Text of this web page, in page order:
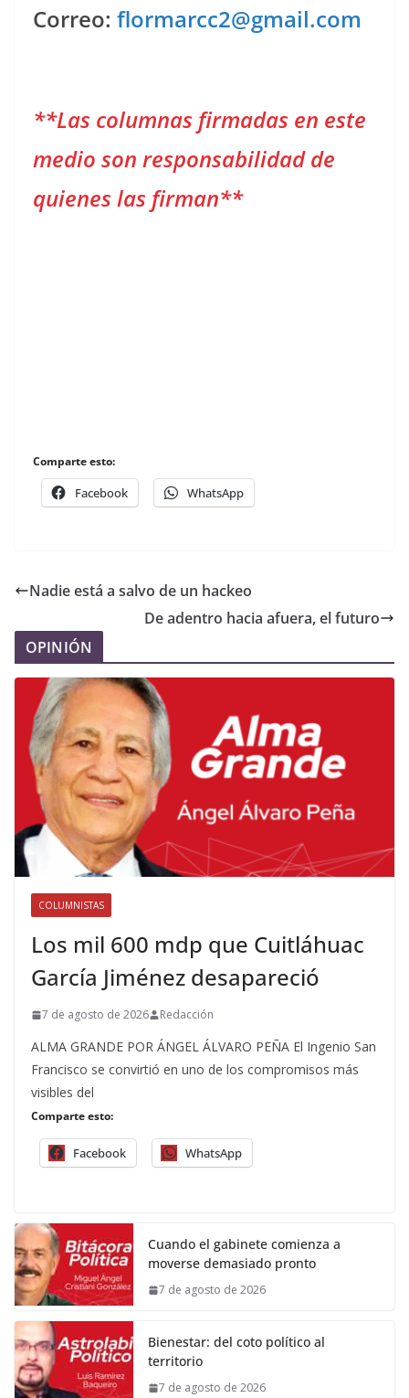
Correo: flormarcc2@gmail.com
**Las columnas firmadas en este
medio son responsabilidad de
quienes las firman**
Comparte esto:
Facebook WhatsApp
Nadie está a salvo de un hackeo
De adentro hacia afuera, el futuro
OPINIÓN
COLUMNISTAS
Los mil 600 mdp que Cuitláhuac
García Jiménez desapareció
7 de agosto de 2026 Redacción
ALMA GRANDE POR ÁNGEL ÁLVARO PEÑA El Ingenio San
Francisco se convirtió en uno de los compromisos más
visibles del
Comparte esto:
Facebook WhatsApp
Cuando el gabinete comienza a
moverse demasiado pronto
7 de agosto de 2026
Bienestar: del coto político al
territorio
7 de agosto de 2026